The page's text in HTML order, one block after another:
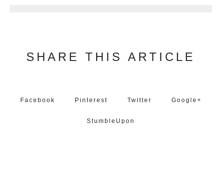
SHARE THIS ARTICLE
Facebook Pinterest Twitter Google+
StumbleUpon